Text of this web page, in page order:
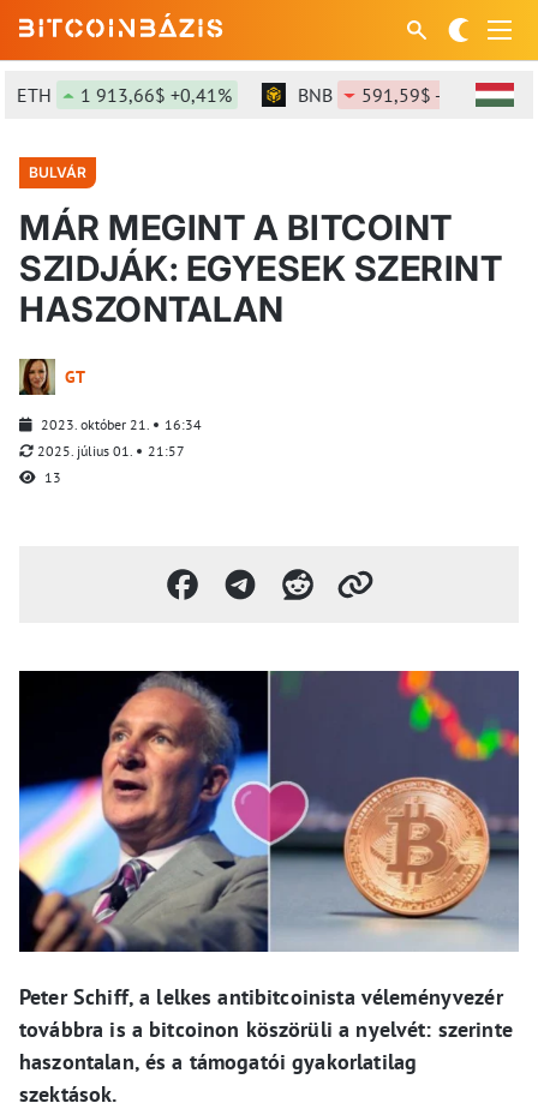
1 913,66$ +0,41% BNB 591,59$ -0,06%
BULVÁR
MÁR MEGINT A BITCOINT
SZIDJÁK: EGYESEK SZERINT
HASZONTALAN
GT
2023. október 21.
16:34
2025. július 01.
21:57
13
Peter Schiff, a lelkes antibitcoinista véleményvezér
továbbra is a bitcoinon köszörüli a nyelvét: szerinte
haszontalan, és a támogatói gyakorlatilag
szektások.